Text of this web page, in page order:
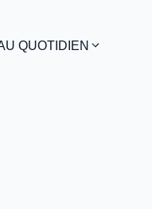
QUOTIDIEN